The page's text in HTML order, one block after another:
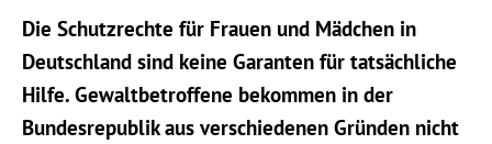
Die Schutzrechte für Frauen und Mädchen in
Deutschland sind keine Garanten für tatsächliche
Hilfe. Gewaltbetroffene bekommen in der
Bundesrepublik aus verschiedenen Gründen nicht